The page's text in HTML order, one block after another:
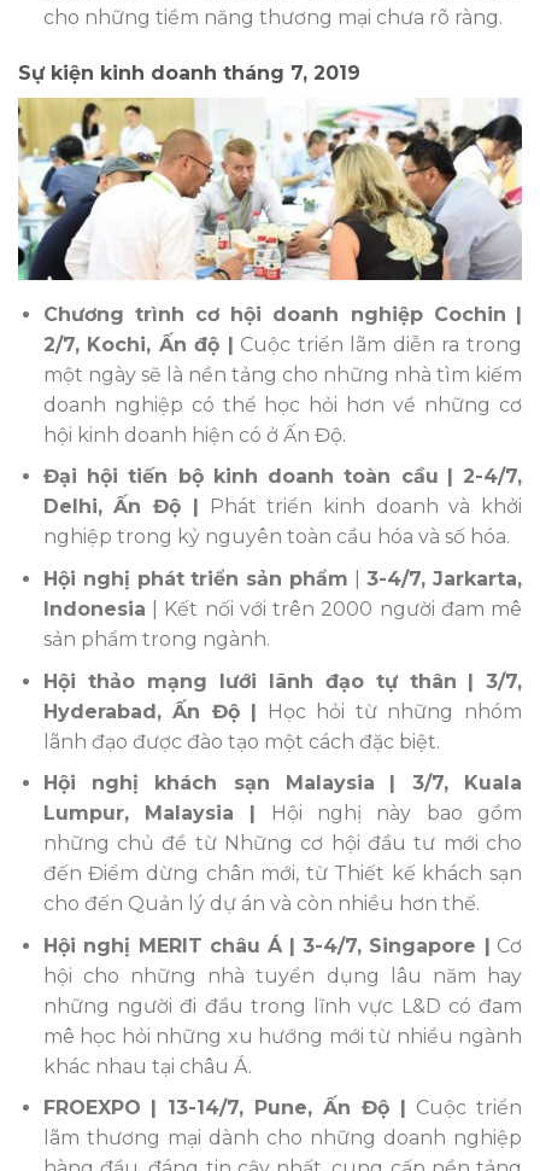
cho những tiềm năng thương mại chưa rõ ràng.
Sự kiện kinh doanh tháng 7, 2019
Chương trình cơ hội doanh nghiệp Cochin |
2/7, Kochi, Ấn độ | Cuộc triển lãm diễn ra trong
một ngày sẽ là nền tảng cho những nhà tìm kiếm
doanh nghiệp có thể học hỏi hơn về những cơ
hội kinh doanh hiện có ở Ấn Độ.
Đại hội tiến bộ kinh doanh toàn cầu
| 2-4/7,
Delhi, Ấn Độ |
Phát triển kinh doanh và khởi
nghiệp trong kỷ nguyên toàn cầu hóa và số hóa.
Hội nghị phát triển sản phẩm
|3-4/7, Jarkarta,
Indonesia | Kết nối với trên 2000 người đam mê
sản phẩm trong ngành.
Hội thảo mạng lưới lãnh đạo tự thân | 3/7,
Hyderabad, Ấn Độ | Học hỏi từ những nhóm
lãnh đạo được đào tạo một cách đặc biệt.
Hội nghị khách sạn Malaysia
| 3/7, Kuala
Lumpur, Malaysia |
Hội nghị này bao gồm
những chủ đề từ Những cơ hội đầu tư mới cho
đến Điểm dừng chân mới, từ Thiết kế khách sạn
cho đến Quản lý dự án và còn nhiều hơn thế.
Hội nghị MERIT châu Á | 3-4/7, Singapore | Cơ
hội cho những nhà tuyển dụng lâu năm hay
những người đi đầu trong lĩnh vực L&D có đam
mê học hỏi những xu hướng mới từ nhiều ngành
khác nhau tại châu Á.
FROEXPO
| 13-14/7, Pune, Ấn Độ |
Cuộc triển
lãm thương mại dành cho những doanh nghiệp